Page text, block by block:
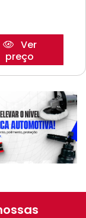
Ver
preço